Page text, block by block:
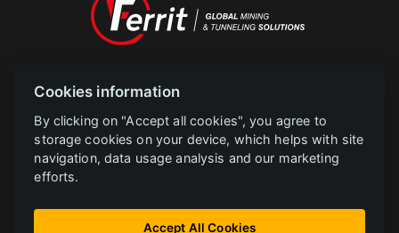
POLAR televize Ostrava s.r.o.
Copyright
2023 |www.polar.cz
PROJEKT FERRIT s.r.o. Implementace informačního systému společnosti
CZ.31.2.0/0.0/0.0/22_014/0005729 je financován Evropskou unií.
Instalace FVE bez akumulace CZ.31.3.0/0.0/0.0/22_001/0002783 FERRIT je
Cookies information
By clicking on "Accept all cookies", you agree to
storage cookies on your device, which helps with site
navigation, data usage analysis and our marketing
efforts.
Accept All Cookies